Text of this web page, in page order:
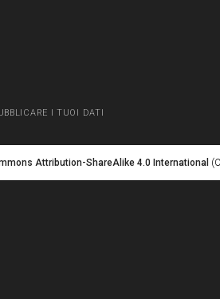
I TUOI DATI
Attribution-ShareAlike 4.0 International